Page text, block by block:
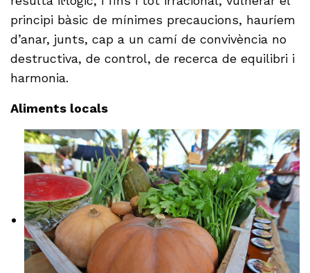
principi bàsic de mínimes precaucions, hauríem
d’anar, junts, cap a un camí de convivència no
destructiva, de control, de recerca de equilibri i
harmonia.
Aliments locals